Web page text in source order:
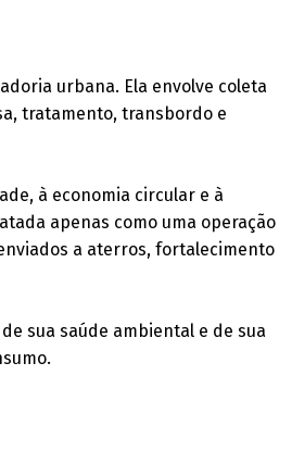
urbana. Ela envolve coleta
tratamento, transbordo e
à economia circular e à
apenas como uma operação
a aterros, fortalecimento
sua saúde ambiental e de sua